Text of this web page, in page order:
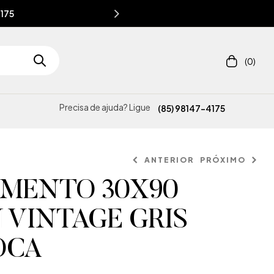
(0)
Precisa de ajuda? Ligue (85) 98147-4175
ANTERIOR PRÓXIMO
30X90
GRIS